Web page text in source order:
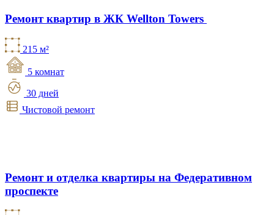
Ремонт квартир в ЖК Wellton Towers
215 м²
5 комнат
30 дней
Чистовой ремонт
Ремонт и отделка квартиры на Федеративном
проспекте